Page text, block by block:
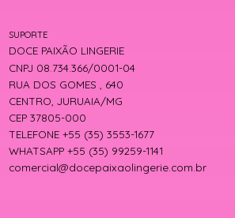
SUPORTE
DOCE PAIXÃO LINGERIE
CNPJ 08.734.366/0001-04
RUA DOS GOMES , 640
CENTRO, JURUAIA/MG
CEP 37805-000
TELEFONE +55 (35) 3553-1677
WHATSAPP +55 (35) 99259-1141
comercial@docepaixaolingerie.com.br